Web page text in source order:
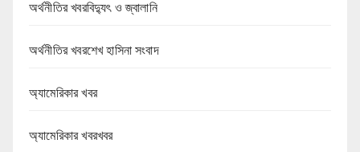
অর্থনীতির খবরবিদ্যুৎ ও জ্বালানি
অর্থনীতির খবরশেখ হাসিনা সংবাদ
অ্যামেরিকার খবর
অ্যামেরিকার খবরখবর